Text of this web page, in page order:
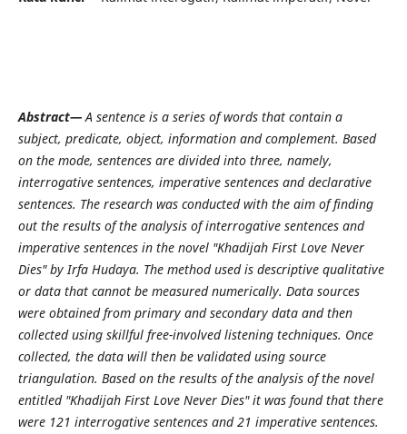
Abstract—A sentence is a series of words that contain a
subject, predicate, object, information and complement. Based
on the mode, sentences are divided into three, namely,
interrogative sentences, imperative sentences and declarative
sentences. The research was conducted with the aim of finding
out the results of the analysis of interrogative sentences and
imperative sentences in the novel "Khadijah First Love Never
Dies" by Irfa Hudaya. The method used is descriptive qualitative
or data that cannot be measured numerically. Data sources
were obtained from primary and secondary data and then
collected using skillful free-involved listening techniques. Once
collected, the data will then be validated using source
triangulation. Based on the results of the analysis of the novel
entitled "Khadijah First Love Never Dies" it was found that there
were 121 interrogative sentences and 21 imperative sentences.